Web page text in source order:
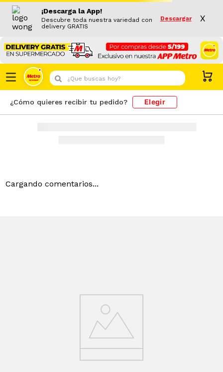
Descubre toda nuestra variedad con
delivery GRATIS
X
¿Que buscas hoy?
Elegir
Resultado de búsqueda PRODUCTOS